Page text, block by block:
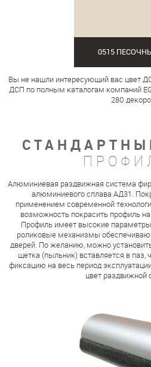
0515
Вы не нашли интересующий вас цвет
ДСП по полным каталогам компаний
280
Алюминиевая раздвижная система
алюминиевого сплава АД31.
применением современной
возможность покрасить профиль
Профиль имеет высокие
роликовые механизмы
дверей. По желанию, можно
щетка (пыльник) вставляется в паз,
фиксацию на весь период
цвет раздвижной